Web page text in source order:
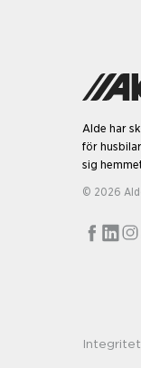
Alde har
för
sig
© 2026